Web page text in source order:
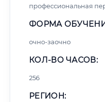
профессиональная
ФОРМА
очно-заочно
КОЛ-ВО ЧАСОВ:
256
РЕГИОН: